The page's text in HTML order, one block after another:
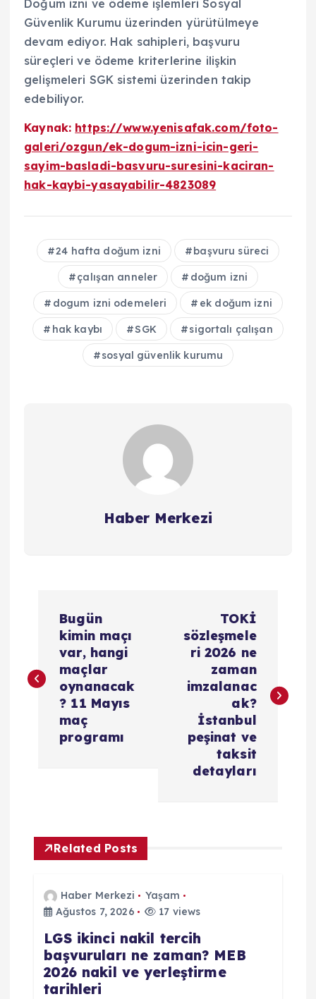
Doğum izni ve ödeme işlemleri Sosyal
Güvenlik Kurumu üzerinden yürütülmeye
devam ediyor. Hak sahipleri, başvuru
süreçleri ve ödeme kriterlerine ilişkin
gelişmeleri SGK sistemi üzerinden takip
edebiliyor.
Kaynak: https://www.yenisafak.com/foto-
galeri/ozgun/ek-dogum-izni-icin-geri-
sayim-basladi-basvuru-suresini-kaciran-
hak-kaybi-yasayabilir-4823089
24 hafta doğum izni başvuru süreci
çalışan anneler doğum izni
dogum izni odemeleri ek doğum izni
hak kaybı SGK sigortalı çalışan
sosyal güvenlik kurumu
Haber Merkezi
z
m
Bugün
kimin maçı
var, hangi
maçlar
oynanacak
? 11 Mayıs
maç
programı
TOKİ
sözleşmele
ri 2026 ne
zaman
imzalanac
ak?
İstanbul
peşinat ve
taksit
detayları
Related Posts
Haber Merkezi
Yaşam
Ağustos 7, 2026
17 views
LGS ikinci nakil tercih
başvuruları ne zaman? MEB
2026 nakil ve yerleştirme
tarihleri